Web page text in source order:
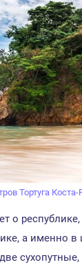
Тортуга Коста-
о республике,
а именно в
сухопутные,